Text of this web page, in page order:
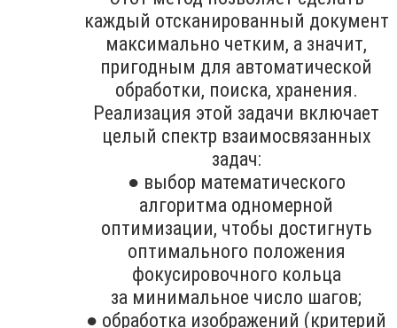
каждый отсканированный документ
максимально четким, а значит,
пригодным для автоматической
обработки, поиска, хранения.
Реализация этой задачи включает
целый спектр взаимосвязанных
задач:
● выбор математического
алгоритма одномерной
оптимизации, чтобы достигнуть
оптимального положения
фокусировочного кольца
за минимальное число шагов;
● обработка изображений (критерий